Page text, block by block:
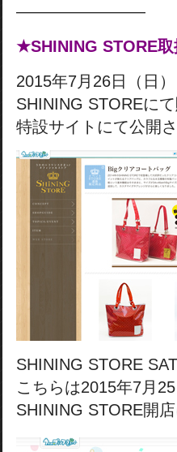
————————
★SHINING STORE
2015年7月26日（日
SHINING STOREに
特設サイトにて公開さ
SHINING STORE
こちらは2015年7月25
SHINING STORE開